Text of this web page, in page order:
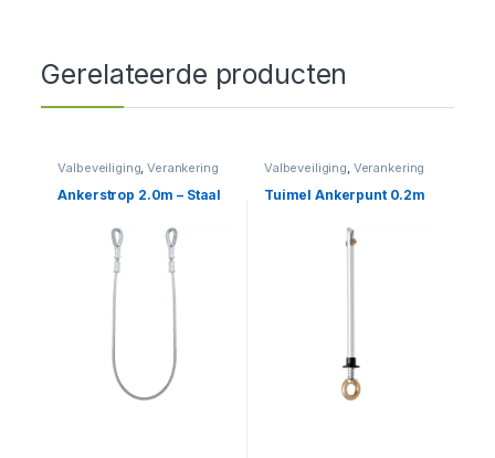
Gerelateerde producten
Valbeveiliging ,Verankering
Ankerstrop 2.0m – Staal
Valbeveiliging Verankering
Tuimel Ankerpunt 0.2m